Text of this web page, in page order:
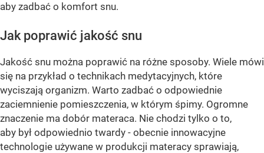
aby zadbać o komfort snu.
Jak poprawić jakość snu
Jakość snu można poprawić na różne sposoby. Wiele mówi
się na przykład o technikach medytacyjnych, które
wyciszają organizm. Warto zadbać o odpowiednie
zaciemnienie pomieszczenia, w którym śpimy. Ogromne
znaczenie ma dobór materaca. Nie chodzi tylko o to,
aby był odpowiednio twardy - obecnie innowacyjne
technologie używane w produkcji materacy sprawiają,